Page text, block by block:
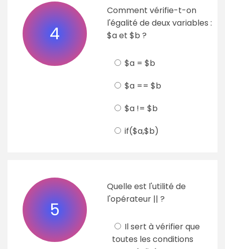
4
Comment vérifie-t-on
l'égalité de deux variables :
$a et $b ?
$a = $b
$a == $b
$a != $b
if($a,$b)
5
Quelle est l'utilité de
l'opérateur || ?
Il sert à vérifier que
toutes les conditions